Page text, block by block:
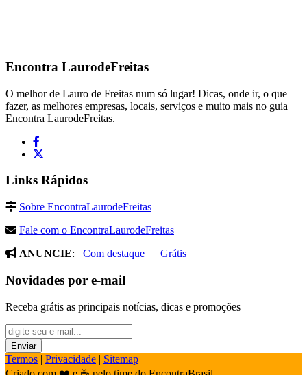
Encontra LaurodeFreitas
O melhor de Lauro de Freitas num só lugar! Dicas, onde ir, o que
fazer, as melhores empresas, locais, serviços e muito mais no guia
Encontra LaurodeFreitas.
Links Rápidos
Sobre EncontraLaurodeFreitas
Fale com o EncontraLaurodeFreitas
ANUNCIE: Com destaque | Grátis
Novidades por e-mail
Receba grátis as principais notícias, dicas e promoções
Termos | Privacidade | Sitemap